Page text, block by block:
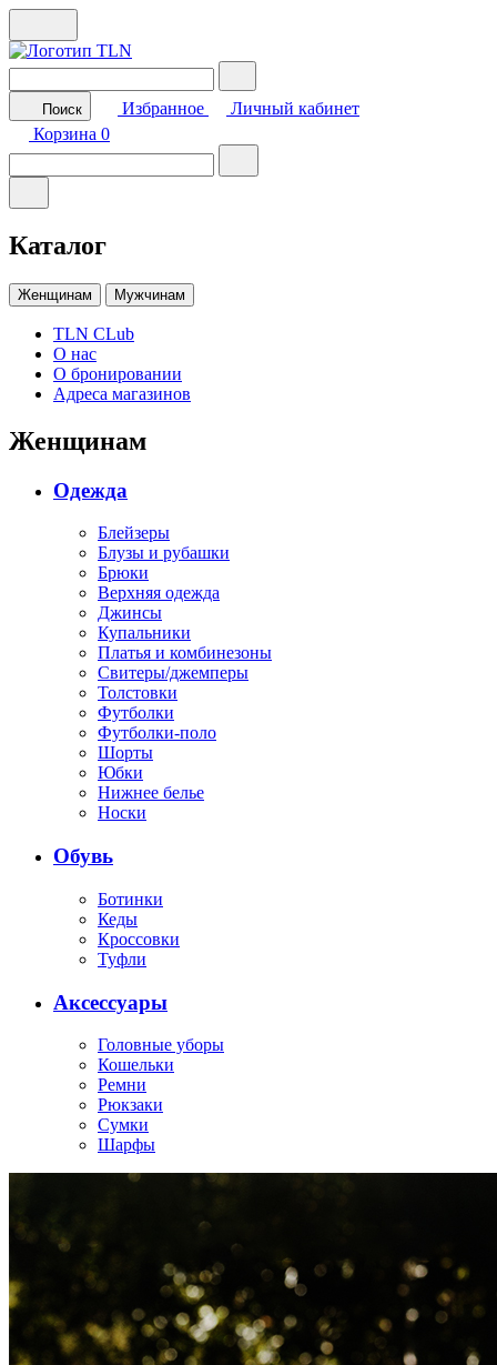
Поиск Избранное
Личный кабинет
Корзина 0
Каталог
Женщинам Мужчинам
TLN CLub
О нас
О бронировании
Адреса магазинов
Женщинам
Одежда
Блейзеры
Блузы и рубашки
Брюки
Верхняя одежда
Джинсы
Купальники
Платья и комбинезоны
Свитеры/джемперы
Толстовки
Футболки
Футболки-поло
Шорты
Юбки
Нижнее белье
Носки
Обувь
Ботинки
Кеды
Кроссовки
Туфли
Аксессуары
Головные уборы
Кошельки
Ремни
Рюкзаки
Сумки
Шарфы